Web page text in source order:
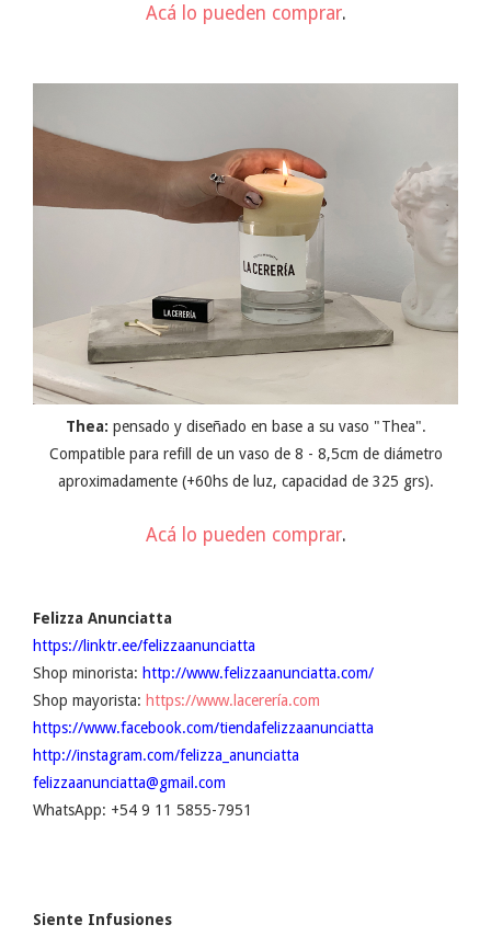
Acá lo pueden comprar.
Thea: pensado y diseñado en base a su vaso "Thea".
Compatible para refill de un vaso de 8 - 8,5cm de diámetro
aproximadamente (+60hs de luz, capacidad de 325 grs).
Acá lo pueden comprar.
Felizza Anunciatta
https://linktr.ee/felizzaanunciatta
Shop minorista: http://www.felizzaanunciatta.com/
Shop mayorista: https://www.lacerería.com
https://www.facebook.com/tiendafelizzaanunciatta
http://instagram.com/felizza_anunciatta
felizzaanunciatta@gmail.com
WhatsApp: +54 9 11 5855-7951
Siente Infusiones